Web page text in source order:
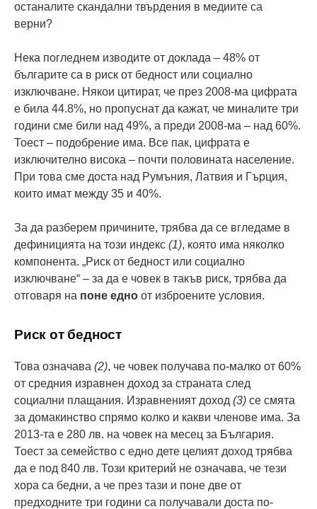
останалите скандални твърдения в медиите са
верни?
Нека погледнем изводите от доклада – 48% от
българите са в риск от бедност или социално
изключване. Някои цитират, че през 2008-ма цифрата
е била 44.8%, но пропуснат да кажат, че миналите три
години сме били над 49%, а преди 2008-ма – над 60%.
Тоест – подобрение има. Все пак, цифрата е
изключително висока – почти половината население.
При това сме доста над Румъния, Латвия и Гърция,
които имат между 35 и 40%.
За да разберем причините, трябва да се вгледаме в
дефиницията на този индекс (1), която има няколко
компонента. „Риск от бедност или социално
изключване“ – за да е човек в такъв риск, трябва да
отговаря на поне едно от изброените условия.
Риск от бедност
Това означава (2), че човек получава по-малко от 60%
от средния изравнен доход за страната след
социални плащания. Изравненият доход (3) се смята
за домакинство спрямо колко и какви членове има. За
2013-та е 280 лв. на човек на месец за България.
Тоест за семейство с едно дете целият доход трябва
да е под 840 лв. Този критерий не означава, че тези
хора са бедни, а че през тази и поне две от
предходните три години са получавали доста по-